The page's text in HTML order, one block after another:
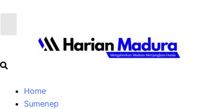
Home
Sumenep